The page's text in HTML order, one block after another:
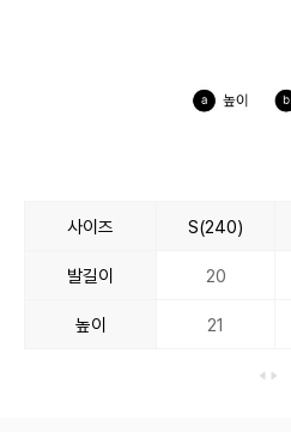
사이즈 S(240)
발길이 20
높이 21